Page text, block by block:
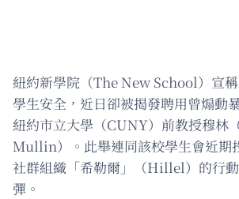
紐約新學院（The New School）宣
學生安全，近日卻被揭發聘用曾煽動
紐約市立大學（CUNY）前教授穆林
Mullin）。此舉連同該校學生會近期
社群組織「希勒爾」（Hillel）的行
彈。